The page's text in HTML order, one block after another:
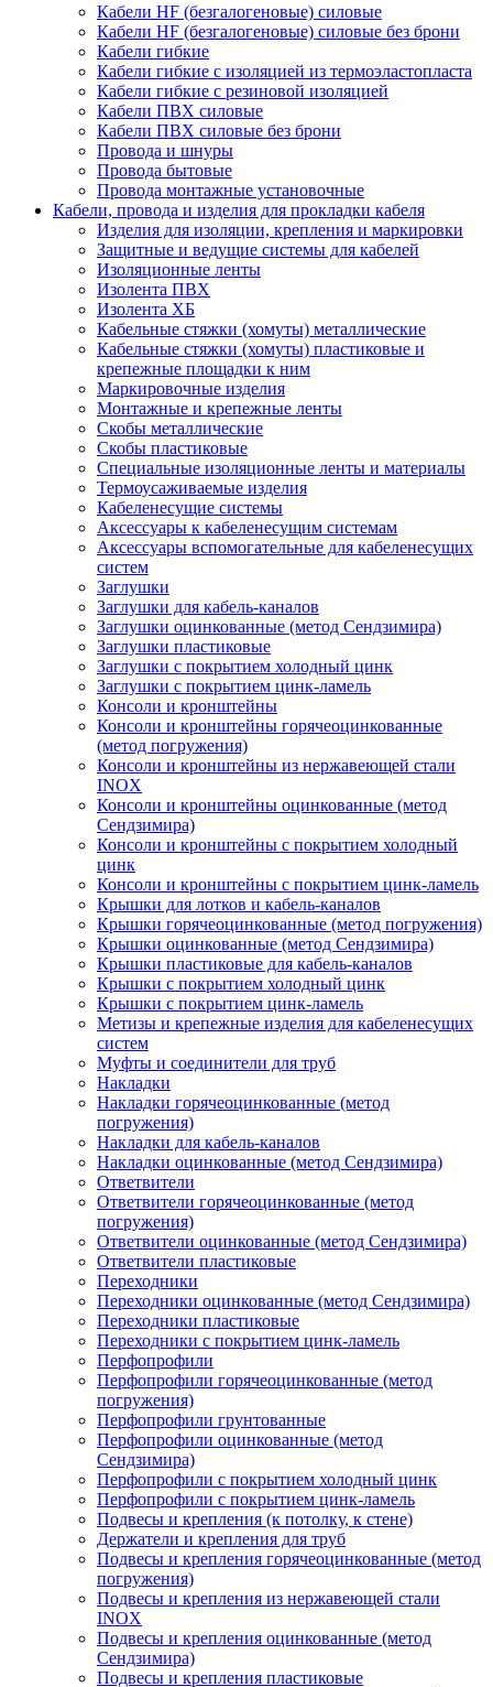
Кабели HF (безгалогеновые) силовые
Кабели HF (безгалогеновые) силовые без брони
Кабели гибкие
Кабели гибкие с изоляцией из термоэластопласта
Кабели гибкие с резиновой изоляцией
Кабели ПВХ силовые
Кабели ПВХ силовые без брони
Провода и шнуры
Провода бытовые
Провода монтажные установочные
Кабели, провода и изделия для прокладки кабеля
Изделия для изоляции, крепления и маркировки
Защитные и ведущие системы для кабелей
Изоляционные ленты
Изолента ПВХ
Изолента ХБ
Кабельные стяжки (хомуты) металлические
Кабельные стяжки (хомуты) пластиковые и
крепежные площадки к ним
Маркировочные изделия
Монтажные и крепежные ленты
Скобы металлические
Скобы пластиковые
Специальные изоляционные ленты и материалы
Термоусаживаемые изделия
Кабеленесущие системы
Аксессуары к кабеленесущим системам
Аксессуары вспомогательные для кабеленесущих
систем
Заглушки
Заглушки для кабель-каналов
Заглушки оцинкованные (метод Сендзимира)
Заглушки пластиковые
Заглушки с покрытием холодный цинк
Заглушки с покрытием цинк-ламель
Консоли и кронштейны
Консоли и кронштейны горячеоцинкованные
(метод погружения)
Консоли и кронштейны из нержавеющей стали
INOX
Консоли и кронштейны оцинкованные (метод
Сендзимира)
Консоли и кронштейны с покрытием холодный
цинк
Консоли и кронштейны с покрытием цинк-ламель
Крышки для лотков и кабель-каналов
Крышки горячеоцинкованные (метод погружения)
Крышки оцинкованные (метод Сендзимира)
Крышки пластиковые для кабель-каналов
Крышки с покрытием холодный цинк
Крышки с покрытием цинк-ламель
Метизы и крепежные изделия для кабеленесущих
систем
Муфты и соединители для труб
Накладки
Накладки горячеоцинкованные (метод
погружения)
Накладки для кабель-каналов
Накладки оцинкованные (метод Сендзимира)
Ответвители
Ответвители горячеоцинкованные (метод
погружения)
Ответвители оцинкованные (метод Сендзимира)
Ответвители пластиковые
Переходники
Переходники оцинкованные (метод Сендзимира)
Переходники пластиковые
Переходники с покрытием цинк-ламель
Перфопрофили
Перфопрофили горячеоцинкованные (метод
погружения)
Перфопрофили грунтованные
Перфопрофили оцинкованные (метод
Сендзимира)
Перфопрофили с покрытием холодный цинк
Перфопрофили с покрытием цинк-ламель
Подвесы и крепления (к потолку, к стене)
Держатели и крепления для труб
Подвесы и крепления горячеоцинкованные (метод
погружения)
Подвесы и крепления из нержавеющей стали
INOX
Подвесы и крепления оцинкованные (метод
Сендзимира)
Подвесы и крепления пластиковые